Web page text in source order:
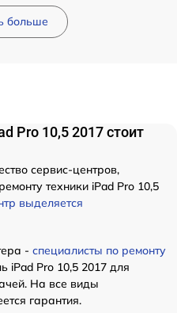
больше
Pro 10,5 2017 стоит
сервис-центров,
техники iPad Pro 10,5
выделяется
- специалисты по ремонту
iPad Pro 10,5 2017 для
На все виды
гарантия.